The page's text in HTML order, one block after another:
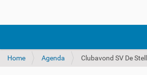
Home Agenda Clubavond SV De